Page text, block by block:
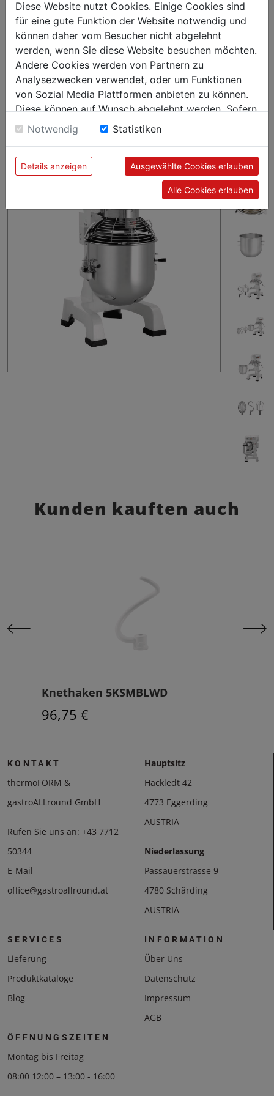
produziert bis zu 9 kg Teig pro Arbeitsgang. In der
Rührschüssel mit 30 Litern Fassungsvermögen und dem
mitgelieferten Zubehör können verschiedenste Teigsorten,
Sahne, Cremes und mehr zubereitet werden.
Kunden kauften auch
Knethaken 5KSMBLWD
96,75 €
KONTAKT
thermoFORM &
gastroALLround GmbH
Rufen Sie uns an: +43 7712
50344
E-Mail
office@gastroallround.at
Hauptsitz
Hackledt 42
4773 Eggerding
AUSTRIA
Niederlassung
Passauerstrasse 9
4780 Schärding
AUSTRIA
SERVICES
Lieferung
Produktkataloge
Blog
INFORMATION
Über Uns
Datenschutz
Impressum
AGB
ÖFFNUNGSZEITEN
Montag bis Freitag
08:00 12:00 – 13:00 - 16:00
Diese Website nutzt Cookies. Einige Cookies sind
für eine gute Funktion der Website notwendig und
können daher vom Besucher nicht abgelehnt
werden, wenn Sie diese Website besuchen möchten.
Andere Cookies werden von Partnern zu
Analysezwecken verwendet, oder um Funktionen
von Sozial Media Plattformen anbieten zu können.
Diese können auf Wunsch abgelehnt werden. Sofern
sie unsere Webseite weiter nutzen, geben Sie
Einwilligung zu unseren Cookies.
Notwendig Statistiken
Details anzeigen Ausgewählte Cookies erlauben
Alle Cookies erlauben